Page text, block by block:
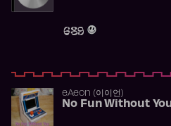
689
​eAeon (이이언)
No Fun Without You